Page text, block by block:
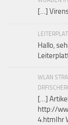
[…]
Hallo,
WLAN
[…]
http://
4.htmIhr